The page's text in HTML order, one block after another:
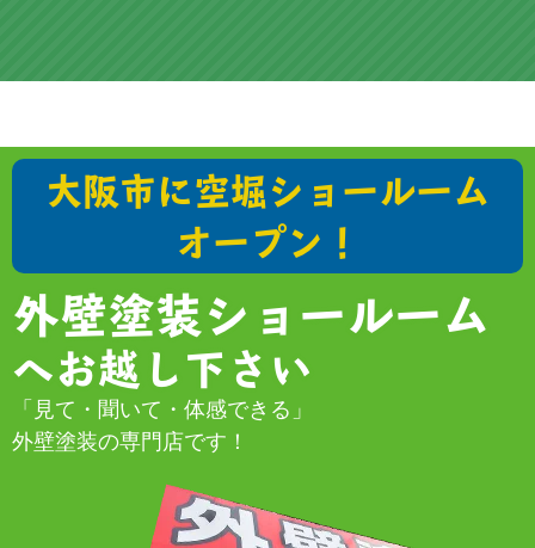
大阪市に空堀ショールーム
オープン！
外壁塗装ショールーム
へお越し下さい
「見て・聞いて・体感できる」
外壁塗装の専門店です！